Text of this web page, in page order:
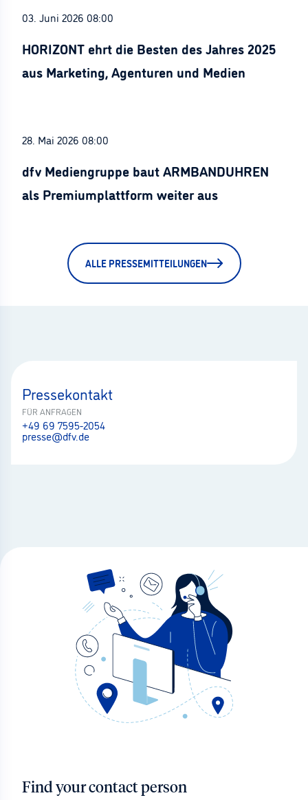
03. Juni 2026 08:00
HORIZONT ehrt die Besten des Jahres 2025
aus Marketing, Agenturen und Medien
28. Mai 2026 08:00
dfv Mediengruppe baut ARMBANDUHREN
als Premiumplattform weiter aus
ALLE PRESSEMITTEILUNGEN
Pressekontakt
FÜR ANFRAGEN
+49 69 7595-2054
presse@dfv.de
Find your contact person